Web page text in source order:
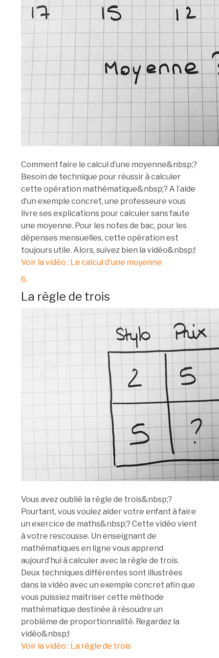
Comment faire le calcul d’une moyenne&nbsp;?
Besoin de technique pour réussir à calculer
cette opération mathématique&nbsp;? A l’aide
d’un exemple concret, une professeure vous
livre ses explications pour calculer sans faute
une moyenne. Pour les notes de bac, pour les
dépenses mensuelles, cette opération est
toujours utile. Alors, suivez bien la vidéo&nbsp;!
Voir la vidéo : Le calcul d'une moyenne
6.
La règle de trois
Vous avez oublié la règle de trois&nbsp;?
Pourtant, vous voulez aider votre enfant à faire
un exercice de maths&nbsp;? Cette vidéo vient
à votre rescousse. Un enseignant de
mathématiques en ligne vous apprend
aujourd’hui à calculer avec la règle de trois.
Deux techniques différentes sont illustrées
dans la vidéo avec un exemple concret afin que
vous puissiez maîtriser cette méthode
mathématique destinée à résoudre un
problème de proportionnalité. Regardez la
vidéo&nbsp;!
Voir la vidéo : La règle de trois